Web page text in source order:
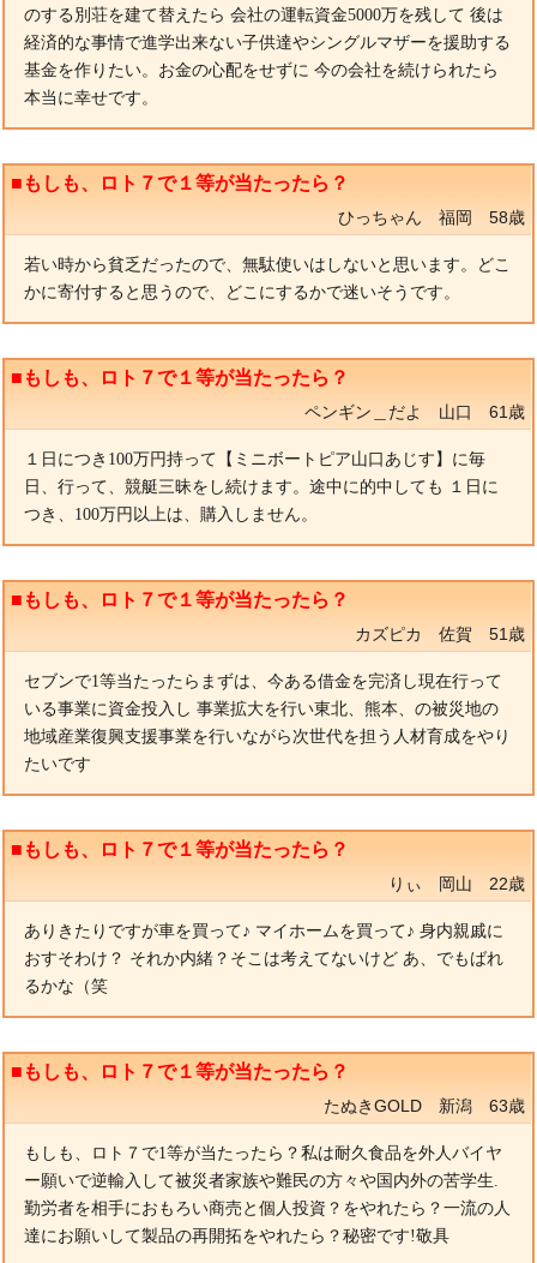
のする別荘を建て替えたら 会社の運転資金5000万を残して 後は
経済的な事情で進学出来ない子供達やシングルマザーを援助する
基金を作りたい。お金の心配をせずに 今の会社を続けられたら
本当に幸せです。
■もしも、ロト７で１等が当たったら？
ひっちゃん 福岡 58歳
若い時から貧乏だったので、無駄使いはしないと思います。どこ
かに寄付すると思うので、どこにするかで迷いそうです。
■もしも、ロト７で１等が当たったら？
ペンギン＿だよ 山口 61歳
１日につき100万円持って【ミニボートピア山口あじす】に毎
日、行って、競艇三昧をし続けます。途中に的中しても １日に
つき、100万円以上は、購入しません。
■もしも、ロト７で１等が当たったら？
カズピカ 佐賀 51歳
セブンで1等当たったらまずは、今ある借金を完済し現在行って
いる事業に資金投入し 事業拡大を行い東北、熊本、の被災地の
地域産業復興支援事業を行いながら次世代を担う人材育成をやり
たいです
■もしも、ロト７で１等が当たったら？
りぃ 岡山 22歳
ありきたりですが車を買って♪ マイホームを買って♪ 身内親戚に
おすそわけ？ それか内緒？そこは考えてないけど あ、でもばれ
るかな（笑
■もしも、ロト７で１等が当たったら？
たぬきGOLD 新潟 63歳
もしも、ロト７で1等が当たったら？私は耐久食品を外人バイヤ
ー願いで逆輸入して被災者家族や難民の方々や国内外の苦学生.
勤労者を相手におもろい商売と個人投資？をやれたら？一流の人
達にお願いして製品の再開拓をやれたら？秘密です!敬具